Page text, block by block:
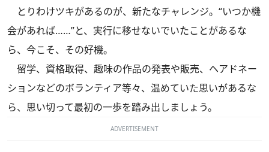
とりわけツキがあるのが、新たなチャレンジ。“いつか機
会があれば……”と、実行に移せないでいたことがあるな
ら、今こそ、その好機。
留学、資格取得、趣味の作品の発表や販売、ヘアドネー
ションなどのボランティア等々、温めていた思いがあるな
ら、思い切って最初の一歩を踏み出しましょう。
ADVERTISEMENT